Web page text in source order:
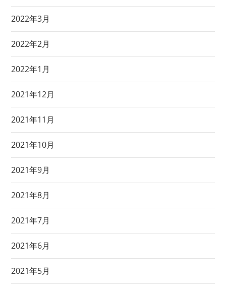
2022年3月
2022年2月
2022年1月
2021年12月
2021年11月
2021年10月
2021年9月
2021年8月
2021年7月
2021年6月
2021年5月